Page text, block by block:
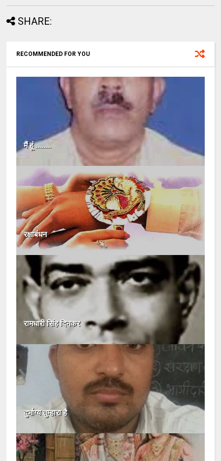
SHARE:
RECOMMENDED FOR YOU
मैं हूं ........
रक्षाबंधन
रामधारी सिंह दिनकर
दुर्भाग्य तुम्हारा है